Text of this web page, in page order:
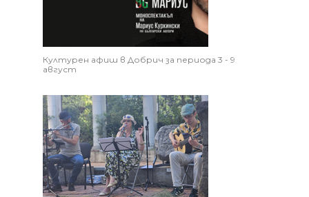
Културен афиш в Добрич за периода 3 - 9
август